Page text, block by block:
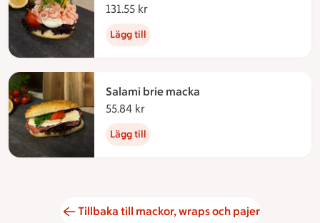
131.55 kr
Lägg till
Salami brie macka
55.84 kr
Lägg till
Tillbaka till mackor, wraps och pajer